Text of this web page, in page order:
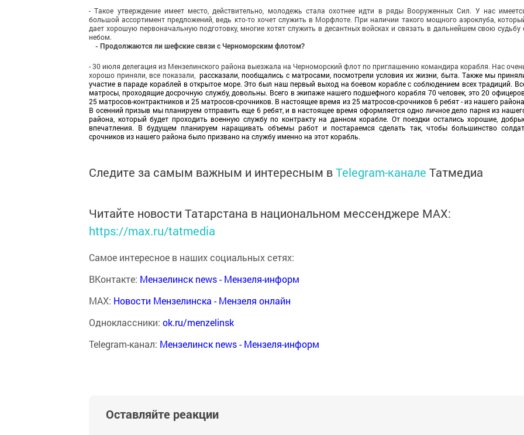
- Такое утверждение имеет место, действительно, моло­дежь стала охотнее идти в ряды Вооруженных Сил. У нас
большой ассортимент предложений, ведь кто-то хо­чет служить в Морфлоте. При наличии такого мощного аэро­клуба,
дает хорошую первоначальную подготовку, многие хотят служить в десан­тных войсках и связать в даль­нейшем свою судьбу
небом.
- Продолжаются ли шефские связи с Черноморским флотом?
- 30 июля делегация из Мензелинского района выезжала на Черноморский флот по приглашению ко­мандира корабля. Нас
хорошо при­няли, все показали,
рассказали, пообщались с мат­росами, посмотрели условия их жизни, быта. Также мы
участие в параде кораблей в открытое море. Это был наш первый выход на боевом кораб­ле с соблюдением всех тради­ций.
матросы, проходящие досрочную службу, довольны. Всего в экипаже нашего под­шефного корабля 70 человек, это 20
25 матросов-контрактников и 25 матросов-срочников. В настоящее время из 25 матросов-срочников 6 ребят - из нашего
В осенний призыв мы планиру­ем отправить еще 6 ребят, и в настоящее время оформляет­ся одно личное дело парня из
района, который будет проходить военную службу по контракту на данном корабле. От поездки остались хорошие,
впечатления. В буду­щем планируем наращивать объемы работ и постараемся сделать так, чтобы большинс­тво
срочников из нашего района было призвано на служ­бу именно на этот корабль.
Следите за самым важным и интересным вTelegram-канале Татмедиа
Читайте новости Татарстана в национальном мессенджере MАХ:
https://max.ru/tatmedia
Самое интересное в наших социальных сетях:
ВКонтакте: Мензелинск news - Мензеля-информ
MAX: Новости Мензелинска - Мензеля онлайн
Одноклассники: ok.ru/menzelinsk
Telegram-канал: Мензелинск news - Мензеля-информ
Оставляйте реакции